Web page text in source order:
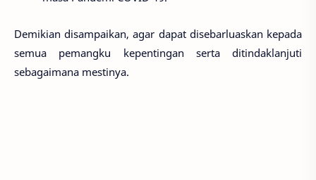
Demikian disampaikan, agar dapat disebarluaskan kepada
semua pemangku kepentingan serta ditindaklanjuti
sebagaimana mestinya.